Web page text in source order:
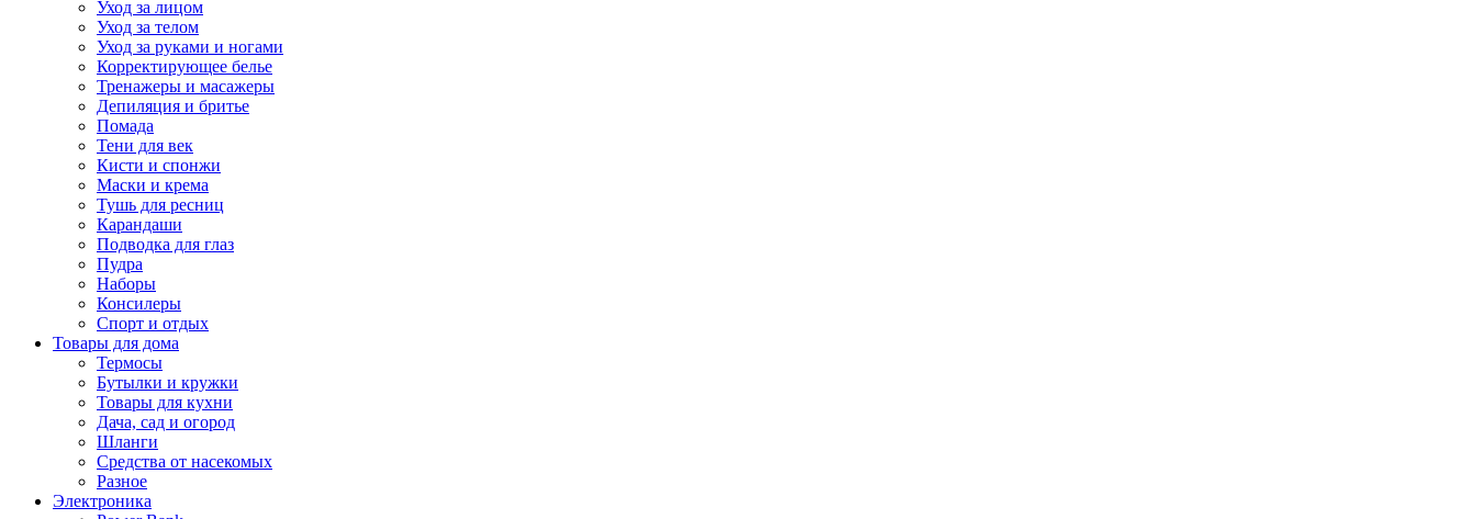
Уход за лицом
Уход за телом
Уход за руками и ногами
Корректирующее белье
Тренажеры и масажеры
Депиляция и бритье
Помада
Тени для век
Кисти и спонжи
Маски и крема
Тушь для ресниц
Карандаши
Подводка для глаз
Пудра
Наборы
Консилеры
Спорт и отдых
Товары для дома
Термосы
Бутылки и кружки
Товары для кухни
Дача, сад и огород
Шланги
Средства от насекомых
Разное
Электроника